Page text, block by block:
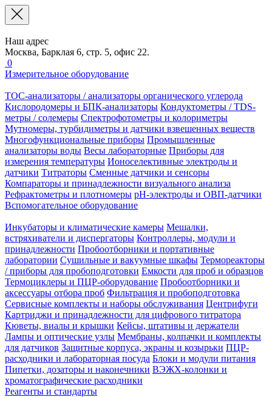
Наш адрес
Москва, Барклая 6, стр. 5, офис 22.
0
Измерительное оборудование
TOC-анализаторы / анализаторы органического углерода
Кислородомеры и БПК-анализаторы Кондуктометры / TDS-
метры / солемеры Спектрофотометры и колориметры
Мутномеры, турбидиметры и датчики взвешенных веществ
Многофункциональные приборы Промышленные
анализаторы воды Весы лабораторные Приборы для
измерения температуры Ионоселективные электроды и
датчики Титраторы Сменные датчики и сенсоры
Компараторы и принадлежности визуального анализа
Рефрактометры и плотномеры pH-электроды и ОВП-датчики
Вспомогательное оборудование
Инкубаторы и климатические камеры Мешалки,
встряхиватели и диспергаторы Контроллеры, модули и
принадлежности Пробоотборники и портативные
лаборатории Сушильные и вакуумные шкафы Термореакторы
/ приборы для пробоподготовки Емкости для проб и образцов
Термоциклеры и ПЦР-оборудование Пробоотборники и
аксессуары отбора проб Фильтрация и пробоподготовка
Сервисные комплекты и наборы обслуживания Центрифуги
Картриджи и принадлежности для цифрового титратора
Кюветы, виалы и крышки Кейсы, штативы и держатели
Лампы и оптические узлы Мембраны, колпачки и комплекты
для датчиков Защитные корпуса, экраны и козырьки ПЦР-
расходники и лабораторная посуда Блоки и модули питания
Пипетки, дозаторы и наконечники ВЭЖХ-колонки и
хроматографические расходники
Реагенты и стандарты